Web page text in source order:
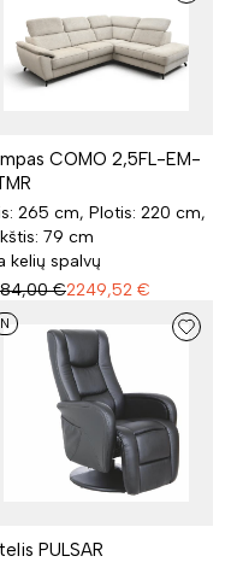
COMO 2,5FL-EM-
265 cm, Plotis: 220 cm,
79 cm
kelių spalvų
€2249,52 €
N
PULSAR